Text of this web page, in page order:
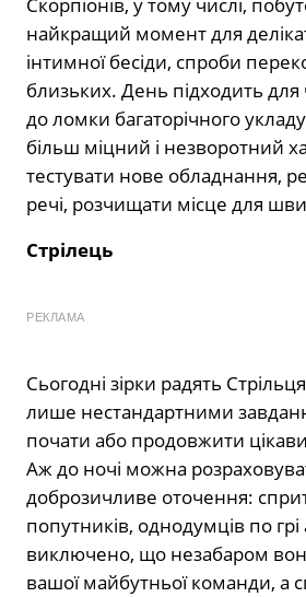
Скорпіонів, у тому числі,
найкращий момент для
інтимної бесіди, спроби
близьких. День підходить для
до ломки багаторічного
більш міцний і незворотний
тестувати нове обладнання,
речі, розчищати місце для
Стрілець
РЕКЛАМА
Сьогодні зірки радять
лише нестандартними
почати або продовжити
Аж до ночі можна
доброзичливе оточення:
попутників, однодумців по грі
виключено, що незабаром
вашої майбутньої команди, а